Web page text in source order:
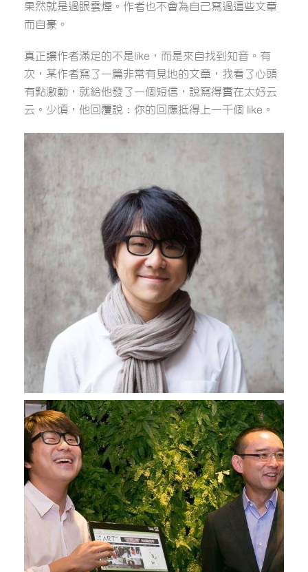
果然就是過眼雲煙。作者也不會為自己寫過這些文章
而自豪。
真正讓作者滿足的不是like，而是來自找到知音。有
次，某作者寫了一篇非常有見地的文章，我看了心頭
有點激動，就給他發了一個短信，說寫得實在太好云
云。少頃，他回覆說：你的回應抵得上一千個 like。